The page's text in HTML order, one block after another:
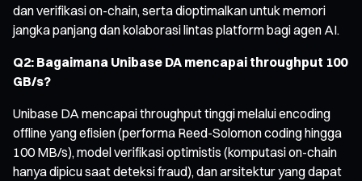
dan verifikasi on-chain, serta dioptimalkan untuk memori
jangka panjang dan kolaborasi lintas platform bagi agen AI.
Q2: Bagaimana Unibase DA mencapai throughput 100
GB/s?
Unibase DA mencapai throughput tinggi melalui encoding
offline yang efisien (performa Reed-Solomon coding hingga
100 MB/s), model verifikasi optimistis (komputasi on-chain
hanya dipicu saat deteksi fraud), dan arsitektur yang dapat